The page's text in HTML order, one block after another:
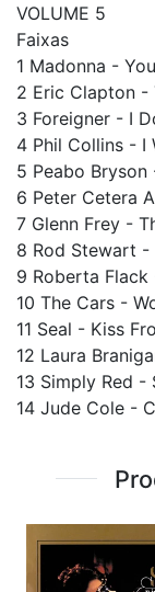
VOLUME 5
Faixas
1 Madonna -
2 Eric Clapton -
3 Foreigner - I
4 Phil Collins - I
5 Peabo
6 Peter Cetera
7 Glenn Frey -
8 Rod Stewart -
9 Roberta
10 The Cars -
11 Seal - Kiss
12 Laura
13 Simply Red -
14 Jude Cole -